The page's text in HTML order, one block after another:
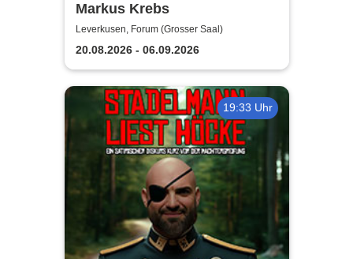
Markus Krebs
Leverkusen, Forum (Grosser Saal)
20.08.2026 - 06.09.2026
19:33 Uhr